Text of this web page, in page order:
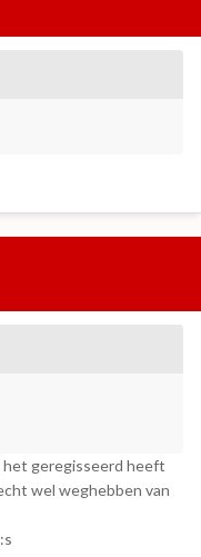
het geregisseerd heeft
wel weghebben van